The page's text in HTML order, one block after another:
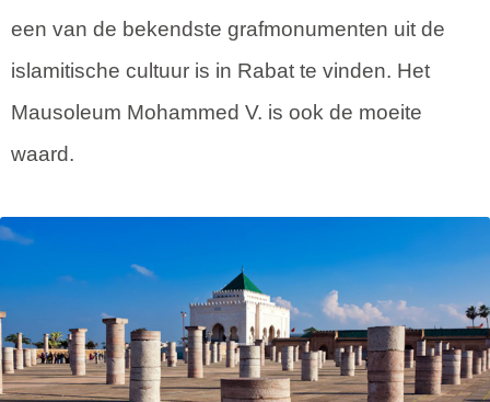
een van de bekendste grafmonumenten uit de
islamitische cultuur is in Rabat te vinden. Het
Mausoleum Mohammed V. is ook de moeite
waard.